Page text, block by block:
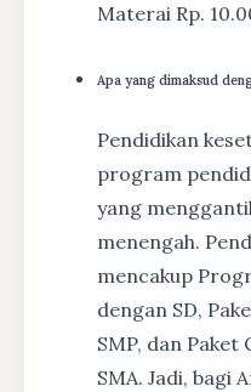
Materai Rp.
Apa yang dimaksud
Pendidikan
program
yang
menengah.
mencakup
dengan SD,
SMP, dan Paket
SMA. Jadi, bagi